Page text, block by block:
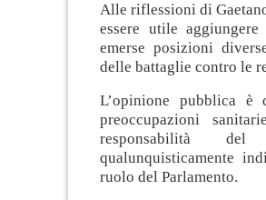
Alle riflessioni di
essere utile
emerse posizioni
delle battaglie contro le
L’opinione pubblica
preoccupazioni
responsabilità
qualunquisticamente
ruolo del Parlamento.